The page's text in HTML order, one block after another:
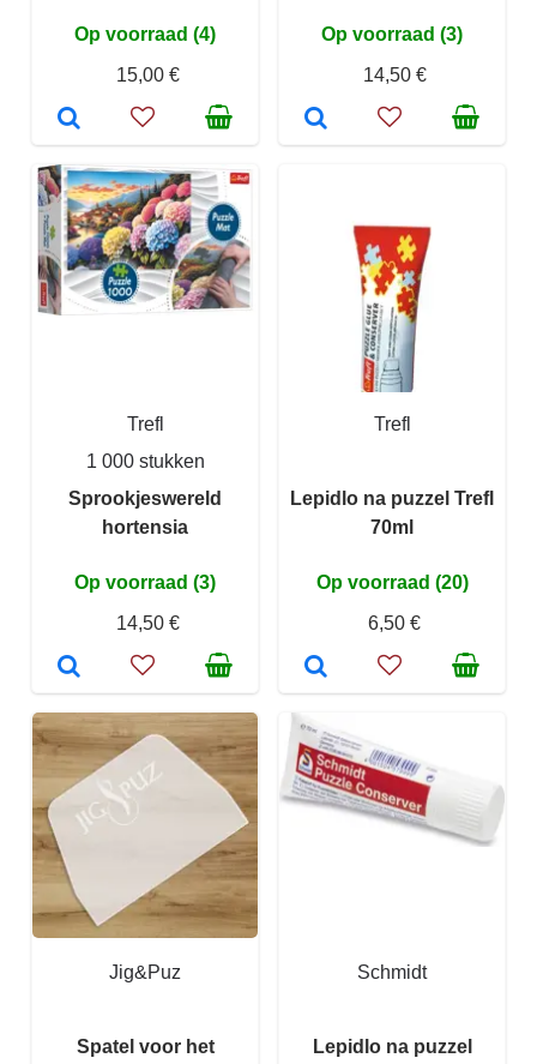
Op voorraad (4)
15,00 €
Op voorraad (3)
14,50 €
Trefl
1 000 stukken
Sprookjeswereld
hortensia
Op voorraad (3)
14,50 €
Trefl
Lepidlo na puzzel Trefl
70ml
Op voorraad (20)
6,50 €
Jig&Puz
Spatel voor het
Schmidt
Lepidlo na puzzel